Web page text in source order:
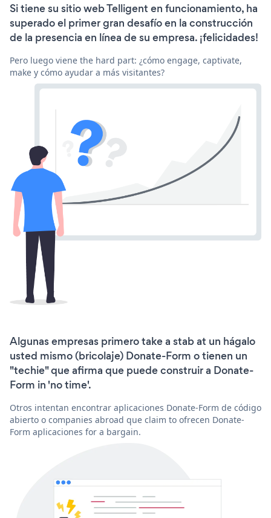
Si tiene su sitio web Telligent en funcionamiento, ha
superado el primer gran desafío en la construcción
de la presencia en línea de su empresa. ¡felicidades!
Pero luego viene the hard part: ¿cómo engage, captivate,
make y cómo ayudar a más visitantes?
Algunas empresas primero take a stab at un hágalo
usted mismo (bricolaje) Donate-Form o tienen un
"techie" que afirma que puede construir a Donate-
Form in 'no time'.
Otros intentan encontrar aplicaciones Donate-Form de código
abierto o companies abroad que claim to ofrecen Donate-
Form aplicaciones for a bargain.